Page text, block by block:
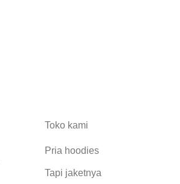
Toko kami
Pria hoodies
Tapi jaketnya